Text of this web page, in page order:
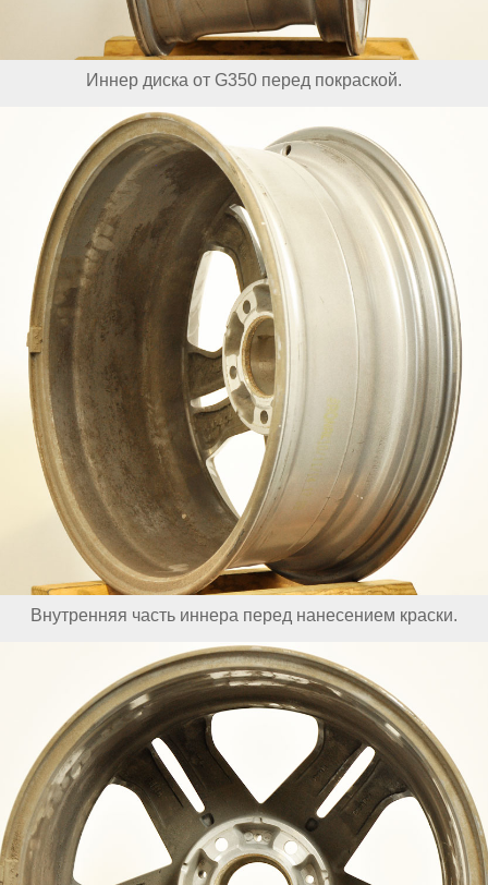
Иннер диска от G350 перед покраской.
Внутренняя часть иннера перед нанесением краски.